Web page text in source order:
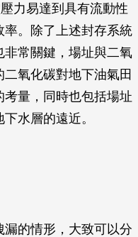
力易達到具有流動性
。除了上述封存系統
非常關鍵，場址與二氧
氧化碳對地下油氣田
量，同時也包括場址
水層的遠近。
的情形，大致可以分